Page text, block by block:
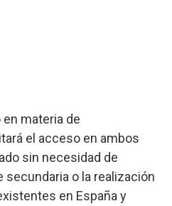
materia de
el acceso en ambos
sin necesidad de
o la realización
en España y